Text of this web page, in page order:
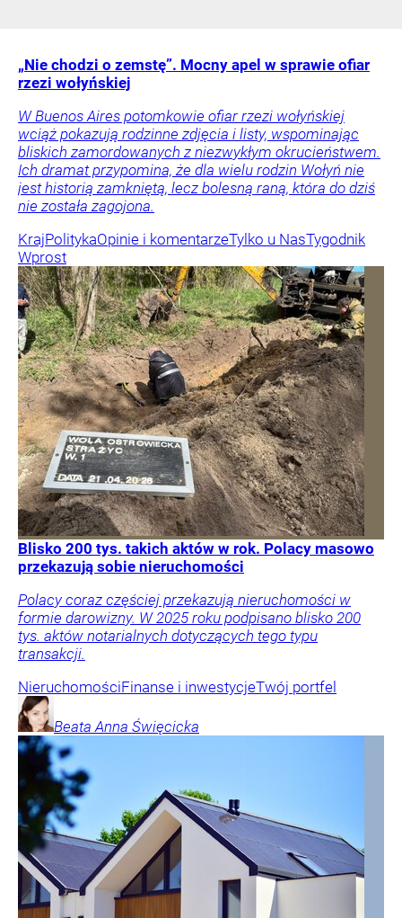
„Nie chodzi o zemstę”. Mocny apel w sprawie ofiar
rzezi wołyńskiej
W Buenos Aires potomkowie ofiar rzezi wołyńskiej
wciąż pokazują rodzinne zdjęcia i listy, wspominając
bliskich zamordowanych z niezwykłym okrucieństwem.
Ich dramat przypomina, że dla wielu rodzin Wołyń nie
jest historią zamkniętą, lecz bolesną raną, która do dziś
nie została zagojona.
KrajPolitykaOpinie i komentarzeTylko u NasTygodnik
Wprost
Blisko 200 tys. takich aktów w rok. Polacy masowo
przekazują sobie nieruchomości
Polacy coraz częściej przekazują nieruchomości w
formie darowizny. W 2025 roku podpisano blisko 200
tys. aktów notarialnych dotyczących tego typu
transakcji.
NieruchomościFinanse i inwestycjeTwój portfel
Beata Anna Święcicka